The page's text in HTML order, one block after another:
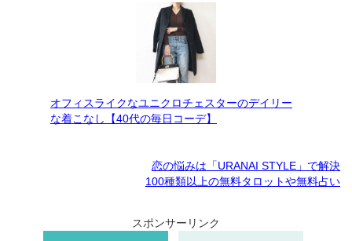
オフィスライクなユニクロチェスターのデイリー
な着こなし【40代の毎日コーデ】
恋の悩みは「URANAI STYLE」で解決
100種類以上の無料タロットや無料占い
スポンサーリンク